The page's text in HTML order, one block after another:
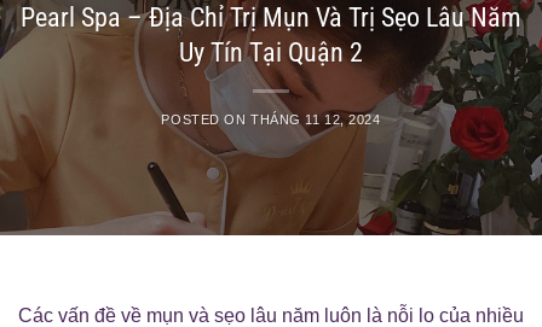
Pearl Spa – Địa Chỉ Trị Mụn Và Trị Sẹo Lâu Năm
Uy Tín Tại Quận 2
POSTED ONTHÁNG 11 12, 2024
Các vấn đề về mụn và sẹo lâu năm luôn là nỗi lo của nhiều